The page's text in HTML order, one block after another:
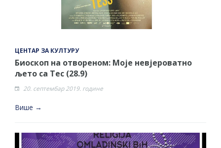
ЦЕНТАР ЗА КУЛТУРУ
Биоскоп на отвореном: Моје невјероватно
љето са Тес (28.9)
20. септембар 2019. године
Више →